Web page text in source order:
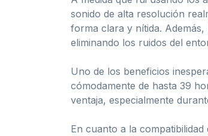
sonido de alta resolución
forma clara y nítida.
eliminando los ruidos del
Uno de los beneficios
cómodamente de hasta 39
ventaja, especialmente
En cuanto a la